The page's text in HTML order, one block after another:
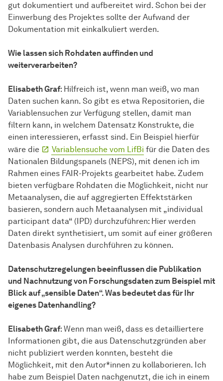
gut dokumentiert und aufbereitet wird. Schon bei der
Einwerbung des Projektes sollte der Aufwand der
Dokumentation mit einkalkuliert werden.
Wie lassen sich Rohdaten auffinden und
weiterverarbeiten?
Elisabeth Graf: Hilfreich ist, wenn man weiß, wo man
Daten suchen kann. So gibt es etwa Repositorien, die
Variablensuchen zur Verfügung stellen, damit man
filtern kann, in welchem Datensatz Konstrukte, die
einen interessieren, erfasst sind. Ein Beispiel hierfür
wäre die
Variablensuche vom LifBi für die Daten des
Nationalen Bildungspanels (NEPS), mit denen ich im
Rahmen eines FAIR-Projekts gearbeitet habe. Zudem
bieten verfügbare Rohdaten die Möglichkeit, nicht nur
Metaanalysen, die auf aggregierten Effektstärken
basieren, sondern auch Metaanalysen mit „individual
participant data“ (IPD) durchzuführen: Hier werden
Daten direkt synthetisiert, um somit auf einer größeren
Datenbasis Analysen durchführen zu können.
Datenschutzregelungen beeinflussen die Publikation
und Nachnutzung von Forschungsdaten zum Beispiel mit
Blick auf „sensible Daten“. Was bedeutet das für Ihr
eigenes Datenhandling?
Elisabeth Graf: Wenn man weiß, dass es detailliertere
Informationen gibt, die aus Datenschutzgründen aber
nicht publiziert werden konnten, besteht die
Möglichkeit, mit den Autor*innen zu kollaborieren. Ich
habe zum Beispiel Daten nachgenutzt, die ich in einem